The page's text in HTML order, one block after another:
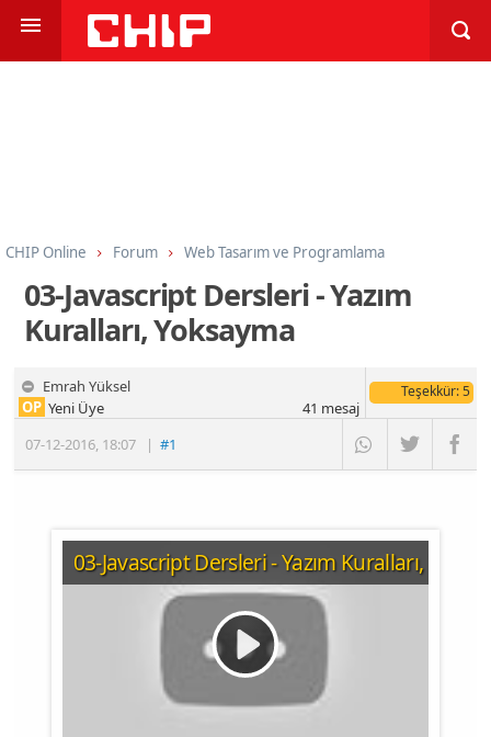
CHIP Online Forum
Web Tasarım ve Programlama
Programlama
HTML CSS ve Javascript
03-Javascript Dersleri - Yazım
Kuralları, Yoksayma
Emrah Yüksel
07-12-2016, 18:07 |#1
OP Yeni Üye
Teşekkür: 5
41 mesaj
03-Javascript Dersleri - Yazım Kuralları,